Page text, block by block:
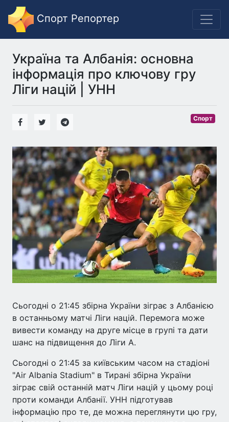
Спорт Репортер
Україна та Албанія: основна
інформація про ключову гру
Ліги націй | УНН
Спорт
Сьогодні о 21:45 збірна України зіграє з Албанією
в останньому матчі Ліги націй. Перемога може
вивести команду на друге місце в групі та дати
шанс на підвищення до Ліги А.
Сьогодні о 21:45 за київським часом на стадіоні
"Air Albania Stadium" в Тирані збірна України
зіграє свій останній матч Ліги націй у цьому році
проти команди Албанії. УНН підготував
інформацію про те, де можна переглянути цю гру,